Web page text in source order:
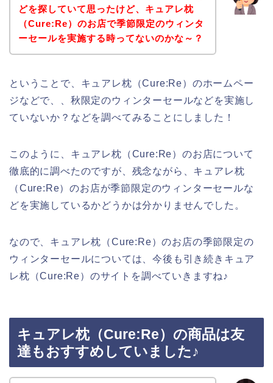
どを探していて思ったけど、キュアレ枕
（Cure:Re）のお店で季節限定のウィンタ
ーセールを実施する時ってないのかな～？
ということで、キュアレ枕（Cure:Re）のホームペー
ジなどで、、秋限定のウィンターセールなどを実施し
ていないか？などを調べてみることにしました！
このように、キュアレ枕（Cure:Re）のお店について
徹底的に調べたのですが、残念ながら、キュアレ枕
（Cure:Re）のお店が季節限定のウィンターセールな
どを実施しているかどうかは分かりませんでした。
なので、キュアレ枕（Cure:Re）のお店の季節限定の
ウィンターセールについては、今後も引き続きキュア
レ枕（Cure:Re）のサイトを調べていきますね♪
キュアレ枕（Cure:Re）の商品は友
達もおすすめしていました♪